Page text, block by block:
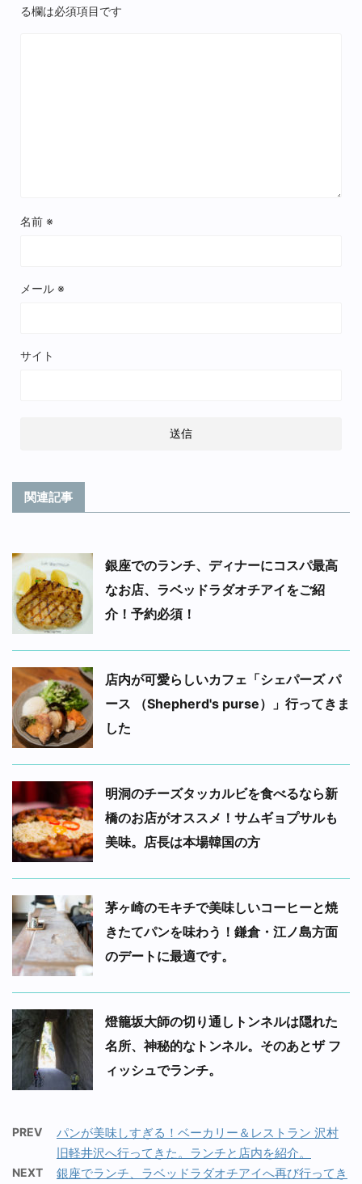
る欄は必須項目です
名前 ※
メール ※
サイト
関連記事
銀座でのランチ、ディナーにコスパ最高
なお店、ラベッドラダオチアイをご紹
介！予約必須！
店内が可愛らしいカフェ「シェパーズ パ
ース （Shepherd's purse）」行ってきま
した
明洞のチーズタッカルビを食べるなら新
橋のお店がオススメ！サムギョプサルも
美味。店長は本場韓国の方
茅ヶ崎のモキチで美味しいコーヒーと焼
きたてパンを味わう！鎌倉・江ノ島方面
のデートに最適です。
燈籠坂大師の切り通しトンネルは隠れた
名所、神秘的なトンネル。そのあとザ フ
ィッシュでランチ。
PREV
パンが美味しすぎる！ベーカリー＆レストラン 沢村
旧軽井沢へ行ってきた。ランチと店内を紹介。
NEXT
銀座でランチ、ラベッドラダオチアイへ再び行ってき